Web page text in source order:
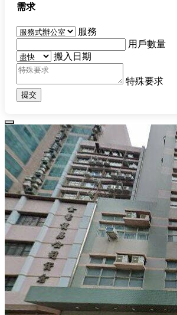
需求
服務
用戶數量
搬入日期
特殊要求
提交